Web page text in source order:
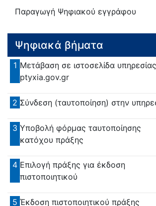
Παραγωγή Ψηφιακού εγγράφου
Ψηφιακά βήματα
1 Μετάβαση σε ιστοσελίδα υπηρεσίας
ptyxia.gov.gr
2 Σύνδεση (ταυτοποίηση) στην
3 Υποβολή φόρμας ταυτοποίησης
κατόχου πράξης
4 Επιλογή πράξης για έκδοση
πιστοποιητικού
5 Έκδοση πιστοποιητικού πράξης